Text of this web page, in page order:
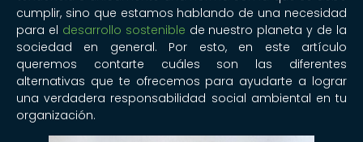
cumplir, sino que estamos hablando de una necesidad
para el desarrollo sostenible de nuestro planeta y de la
sociedad en general. Por esto, en este artículo
queremos contarte cuáles son las diferentes
alternativas que te ofrecemos para ayudarte a lograr
una verdadera responsabilidad social ambiental en tu
organización.